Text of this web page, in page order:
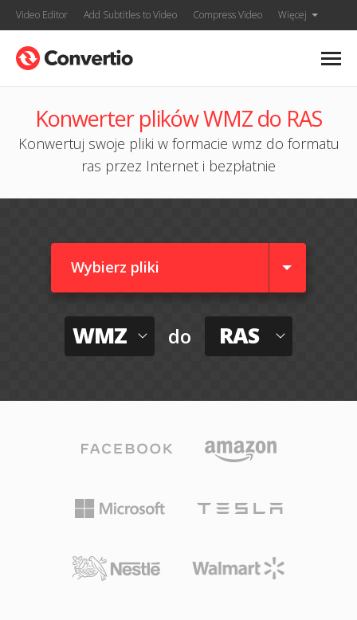
Video Editor Add Subtitles to Video Compress Video Więcej
Konwerter plików WMZ do RAS
Konwertuj swoje pliki w formacie wmz do formatu
ras przez Internet i bezpłatnie
Wybierz pliki
WMZ do RAS